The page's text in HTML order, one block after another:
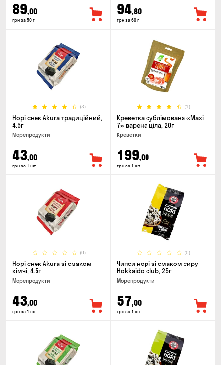
89,00
грн за 50 г
94,80
грн за 60 г
(3)
Норі снек Akura традиційний,
4.5г
Морепродукти
43,00
грн за 1 шт
(1)
Креветка сублімована «Maxi
7» варена ціла, 20г
Креветки
199,00
грн за 1 шт
(0)
Норі снек Akura зі смаком
кімчі, 4.5г
Морепродукти
43,00
грн за 1 шт
(0)
Чипси норі зі смаком сиру
Hokkaido club, 25г
Морепродукти
57,00
грн за 1 шт